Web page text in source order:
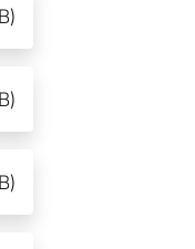
)
)
)